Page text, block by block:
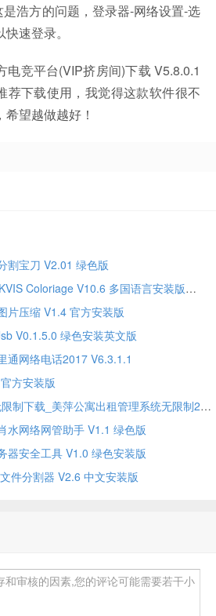
浩方的问题，登录器-网络设置-选
速登录。
电竞平台(VIP挤房间)下载 V5.8.0.1
荐下载使用，我觉得这款软件很不
望越做越好！
割宝刀 V2.01 绿色版
AKVIS Coloriage下载_AKVIS Coloriage V10.6 多国语言安装版
片压缩 V1.4 官方安装版
V0.1.5.0 绿色安装英文版
通网络电话2017 V6.3.1.1
方安装版
美萍公寓出租管理系统无限制下载_美萍公寓出租管理系统无限制2020 V2 官方正式安装版
水网络网管助手 V1.1 绿色版
器安全工具 V1.0 绿色安装版
件分割器 V2.6 中文安装版